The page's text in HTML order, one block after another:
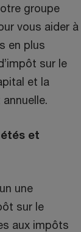
groupe
vous aider à
en plus
sur le
et la
et
une
sur le
aux impôts